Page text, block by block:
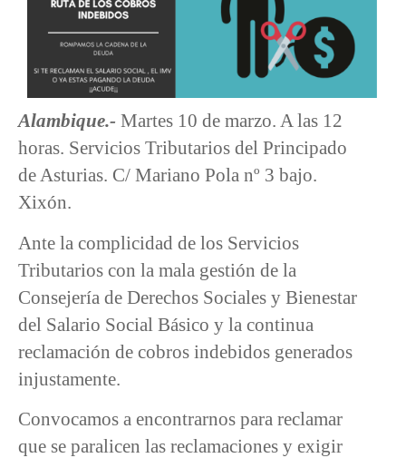
Alambique.- Martes 10 de marzo. A las 12
horas. Servicios Tributarios del Principado
de Asturias. C/ Mariano Pola nº 3 bajo.
Xixón.
Ante la complicidad de los Servicios
Tributarios con la mala gestión de la
Consejería de Derechos Sociales y Bienestar
del Salario Social Básico y la continua
reclamación de cobros indebidos generados
injustamente.
Convocamos a encontrarnos para reclamar
que se paralicen las reclamaciones y exigir